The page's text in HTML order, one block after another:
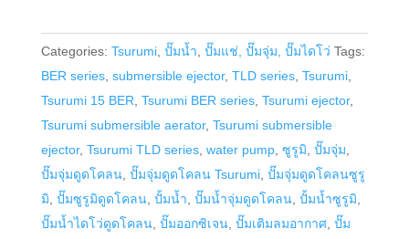
Tsurumi
รุ่น
15-
BER
quantity
Categories: Tsurumi, ปั๊มน้ำ ปั๊มแช่, ปั๊มจุ่ม, ปั๊มไดโว่ Tags:
BER series, submersible ejector, TLD series, Tsurumi,
Tsurumi 15 BER Tsurumi BER series, Tsurumi ejector,
Tsurumi submersible aerator, Tsurumi submersible
ejector, Tsurumi TLD series, water pump, ซูรูมิ ปั๊มจุ่ม
ปั๊มจุ่มดูดโคลน, ปั๊มจุ่มดูดโคลน Tsurumi, ปั๊มจุ่มดูดโคลนซูรู
มิ ปั๊มซูรูมิดูดโคลน, ปั้มน้ำ ปั๊มน้ำจุ่มดูดโคลน, ปั้มน้ำซูรูมิ
ปั๊มน้ำไดโว่ดูดโคลน, ปั๊มออกซิเจน, ปั๊มเติมลมอากาศ, ปั๊ม